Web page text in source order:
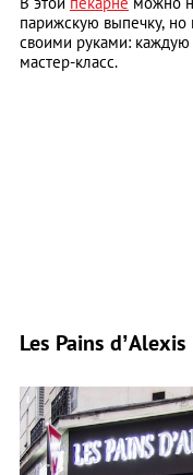
парижскую выпечку, но
своими руками: каждую
мастер-класс.
Les Pains d’Alexis